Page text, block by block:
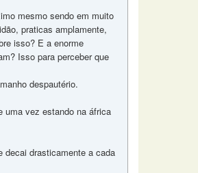
mesmo sendo em muito
praticas amplamente,
isso? E a enorme
Isso para perceber que
despautério.
uma vez estando na áfrica
decai drasticamente a cada